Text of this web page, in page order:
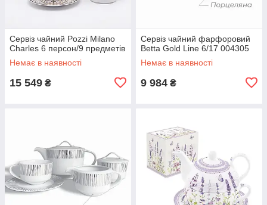
Сервіз чайний Pozzi Milano
Charles 6 персон/9 предметів
Немає в наявності
15 549 ₴
Сервіз чайний фарфоровий
Betta Gold Line 6/17 004305
Немає в наявності
9 984 ₴